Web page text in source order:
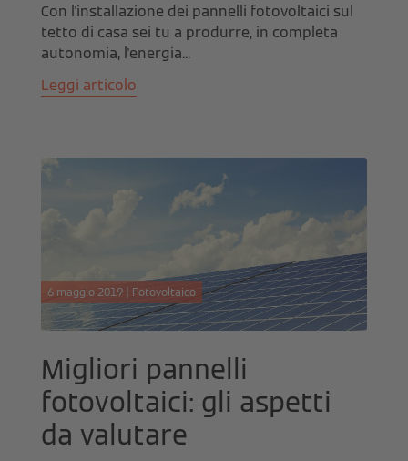
Con l'installazione dei pannelli fotovoltaici sul
tetto di casa sei tu a produrre, in completa
autonomia, l'energia...
Leggi articolo
6 maggio 2019 | Fotovoltaico
Migliori pannelli
fotovoltaici: gli aspetti
da valutare